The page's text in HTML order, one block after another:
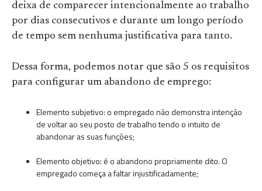
deixa de comparecer intencionalmente ao trabalho
por dias consecutivos e durante um longo período
de tempo sem nenhuma justificativa para tanto.
Dessa forma, podemos notar que são 5 os requisitos
para configurar um abandono de emprego:
Elemento subjetivo: o empregado não demonstra intenção
de voltar ao seu posto de trabalho tendo o intuito de
abandonar as suas funções;
Elemento objetivo: é o abandono propriamente dito. O
empregado começa a faltar injustificadamente;